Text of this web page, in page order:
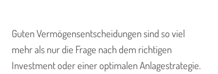
Guten Vermögensentscheidungen sind so viel
mehr als nur die Frage nach dem richtigen
Investment oder einer optimalen Anlagestrategie.